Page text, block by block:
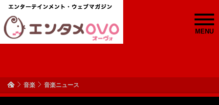
MENU
音楽 音楽ニュース